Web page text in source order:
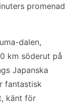
promenad
dalen,
km söderut på
Japanska
fantastisk
känt för